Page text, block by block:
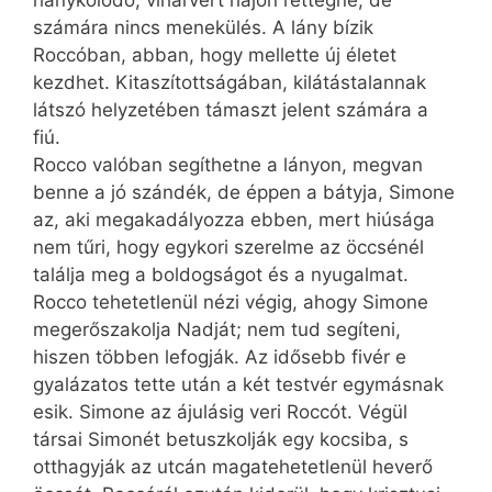
számára nincs menekülés. A lány bízik
Roccóban, abban, hogy mellette új életet
kezdhet. Kitaszítottságában, kilátástalannak
látszó helyzetében támaszt jelent számára a
fiú.
Rocco valóban segíthetne a lányon, megvan
benne a jó szándék, de éppen a bátyja, Simone
az, aki megakadályozza ebben, mert hiúsága
nem tűri, hogy egykori szerelme az öccsénél
találja meg a boldogságot és a nyugalmat.
Rocco tehetetlenül nézi végig, ahogy Simone
megerőszakolja Nadját; nem tud segíteni,
hiszen többen lefogják. Az idősebb fivér e
gyalázatos tette után a két testvér egymásnak
esik. Simone az ájulásig veri Roccót. Végül
társai Simonét betuszkolják egy kocsiba, s
otthagyják az utcán magatehetetlenül heverő